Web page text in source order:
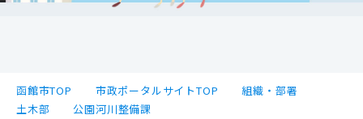
函館市TOP 市政ポータルサイトTOP
組織・部署
土木部
公園河川整備課